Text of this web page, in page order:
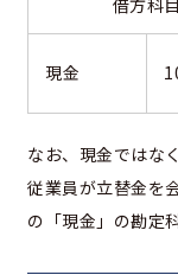
借方科目
現金
なお、現金ではな
従業員が立替金を
の「現金」の勘定